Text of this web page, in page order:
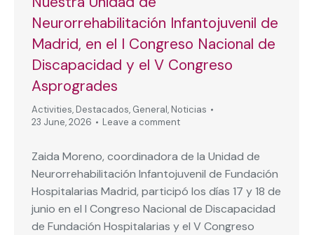
Neurorrehabilitación Infantojuvenil de
Madrid, en el I Congreso Nacional de
Discapacidad y el V Congreso
Asprogrades
Activities, Destacados, General, Noticias
23 June, 2026
Leave a comment
Zaida Moreno, coordinadora de la Unidad de
Neurorrehabilitación Infantojuvenil de Fundación
Hospitalarias Madrid, participó los días 17 y 18 de
junio en el I Congreso Nacional de Discapacidad
de Fundación Hospitalarias y el V Congreso